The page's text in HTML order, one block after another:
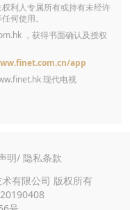
利人专属所有或持有未经许
何使用。
，获得书面确认及授权
app
现代电视
明/ 隐私条款
有限公司 版权所有